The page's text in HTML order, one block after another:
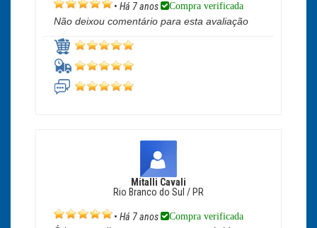
• Há 7 anos Compra verificada
Não deixou comentário para esta avaliação
Mitalli Cavali
Rio Branco do Sul / PR
• Há 7 anos Compra verificada